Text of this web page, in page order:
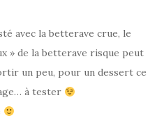
avec la betterave crue, le
» de la betterave risque peut
un peu, pour un dessert ce
à tester